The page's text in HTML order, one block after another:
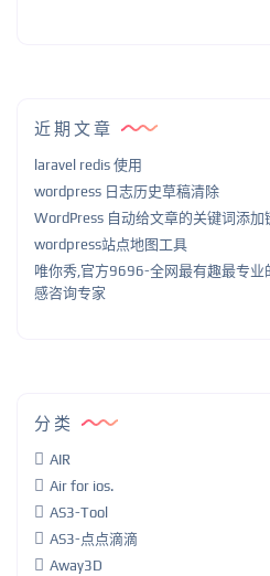
近期文章
laravel redis 使用
wordpress 日志历史草稿清除
WordPress 自动给文章的关键词添加
wordpress站点地图工具
唯你秀,官方9696-全网最有趣最专
感咨询专家
分类
AIR
Air for ios.
AS3-Tool
AS3-点点滴滴
Away3D